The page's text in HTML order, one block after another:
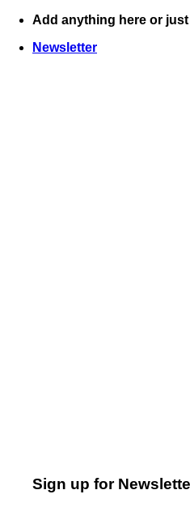
Skip
content
Add anything here or just
Newsletter
Sign up for